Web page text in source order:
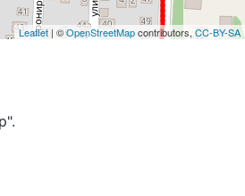
Leaflet | ©OpenStreetMapcontributors, CC-BY-SA